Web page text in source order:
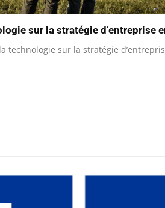
sur la stratégie d’entreprise
technologie sur la stratégie